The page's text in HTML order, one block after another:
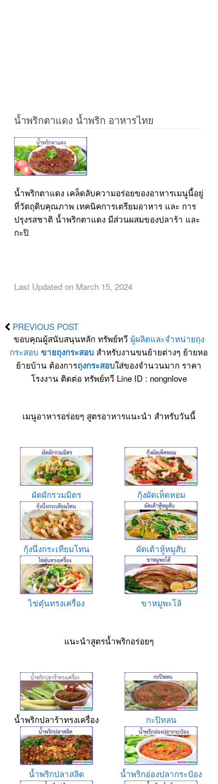
น้ำพริกตาแดง น้ำพริก อาหารไทย
น้ำพริกตาแดง เคล็ดลับความอร่อยของอาหารเมนูนี้อยู่
ที่วัตถุดิบคุณภาพ เทคนิคการเตรียมอาหาร และ การ
ปรุงรสชาติ น้ำพริกตาแดง มีส่วนผสมของปลาร้า และ
กะปิ
Last Updated on March 15, 2024
PREVIOUS POST
ขอบคุณผู้สนับสนุนหลัก ทรัพย์ทวี ผู้ผลิตและจำหน่ายถุง
กระสอบ ขายถุงกระสอบ สำหรับงานขนย้ายต่างๆ ย้ายหอ
ย้ายบ้าน ต้องการถุงกระสอบใส่ของจำนวนมาก ราคา
โรงงาน ติดต่อ ทรัพย์ทวี Line ID : nongnlove
เมนูอาหารอร่อยๆ สูตรอาหารแนะนำ สำหรับวันนี้
ผัดผักรวมมิตร กุ้งผัดเห็ดหอม
กุ้งนึ่งกระเทียมโทน ผัดเต้าหู้หมูสับ
ไข่ตุ๋นทรงเครื่อง ขาหมูพะโล้
แนะนำสูตรน้ำพริกอร่อยๆ
น้ำพริกปลาร้าทรงเครื่อง กะปิหลน
น้ำพริกปลาสลิด น้ำพริกอ่องปลากระป๋อง